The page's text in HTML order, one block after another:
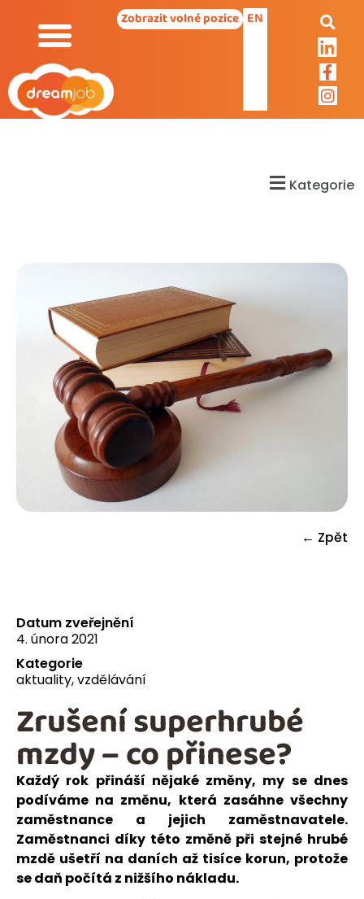
Zobrazit volné pozice EN
Kategorie
← Zpět
Datum zveřejnění
4. února 2021
Kategorie
aktuality,vzdělávání
Každý rok přináší nějaké změny, my se dnes
podíváme na změnu, která zasáhne všechny
zaměstnance a jejich zaměstnavatele.
Zaměstnanci díky této změně při stejné hrubé
mzdě ušetří na daních až tisíce korun, protože
se daň počítá z nižšího nákladu.
Zrušení superhrubé
mzdy – co přinese?